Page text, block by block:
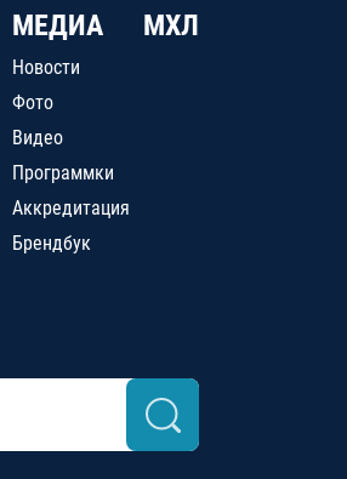
МЕДИА
Новости
Фото
Видео
Программки
Аккредитация
Брендбук
МХЛ